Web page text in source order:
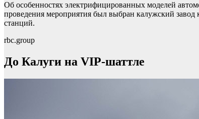
Об особенностях электрифицированных моделей
проведения мероприятия был выбран калужский завод
станций.
rbc.group
До Калуги на VIP-шаттле